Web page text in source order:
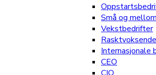
Små og
Vekstbedrifter
Internasjonale
CEO
CIO